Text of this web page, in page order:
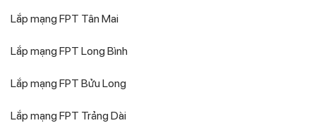
Lắp mạng FPT Tân Mai
Lắp mạng FPT Long Bình
Lắp mạng FPT Bửu Long
Lắp mạng FPT Trảng Dài